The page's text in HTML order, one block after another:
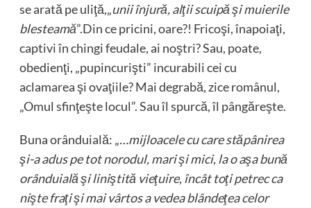
se arată pe uliţă,„unii înjură, alţii scuipă şi muierile
blesteamă”.Din ce pricini, oare?! Fricoşi, înapoiaţi,
captivi în chingi feudale, ai noştri? Sau, poate,
obedienţi, „pupincurişti” incurabili cei cu
aclamarea şi ovaţiile? Mai degrabă, zice românul,
„Omul sfinţeşte locul”. Sau îl spurcă, îl pângăreşte.
Buna orânduială: „…mijloacele cu care stăpânirea
şi-a adus pe tot norodul, mari şi mici, la o aşa bună
orânduială şi liniştită vieţuire, încât toţi petrec ca
nişte fraţi şi mai vârtos a vedea blândeţea celor